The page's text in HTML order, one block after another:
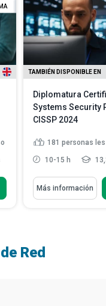
TAMBIÉN DISPONIBLE EN
Diplomatura
Systems Security
CISSP 2024
181 personas
10-15 h
Aprenderás Cómo
Analizar los
Más información
Red